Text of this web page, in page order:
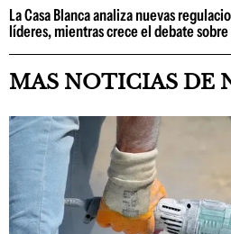
La Casa Blanca analiza nuevas
líderes, mientras crece el debate
MAS NOTICIAS DE